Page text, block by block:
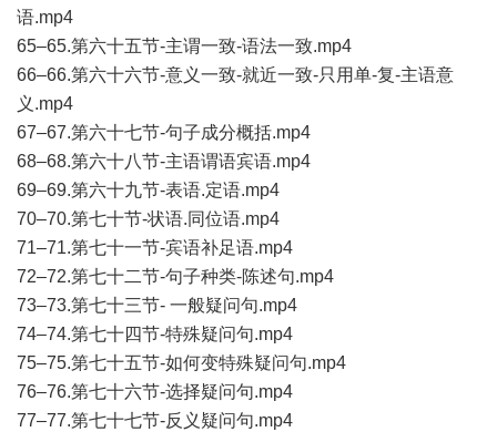
语.mp4
65–65.第六十五节-主谓一致-语法一致.mp4
66–66.第六十六节-意义一致-就近一致-只用单-复-主语意
义.mp4
67–67.第六十七节-句子成分概括.mp4
68–68.第六十八节-主语谓语宾语.mp4
69–69.第六十九节-表语.定语.mp4
70–70.第七十节-状语.同位语.mp4
71–71.第七十一节-宾语补足语.mp4
72–72.第七十二节-句子种类-陈述句.mp4
73–73.第七十三节- 一般疑问句.mp4
74–74.第七十四节-特殊疑问句.mp4
75–75.第七十五节-如何变特殊疑问句.mp4
76–76.第七十六节-选择疑问句.mp4
77–77.第七十七节-反义疑问句.mp4